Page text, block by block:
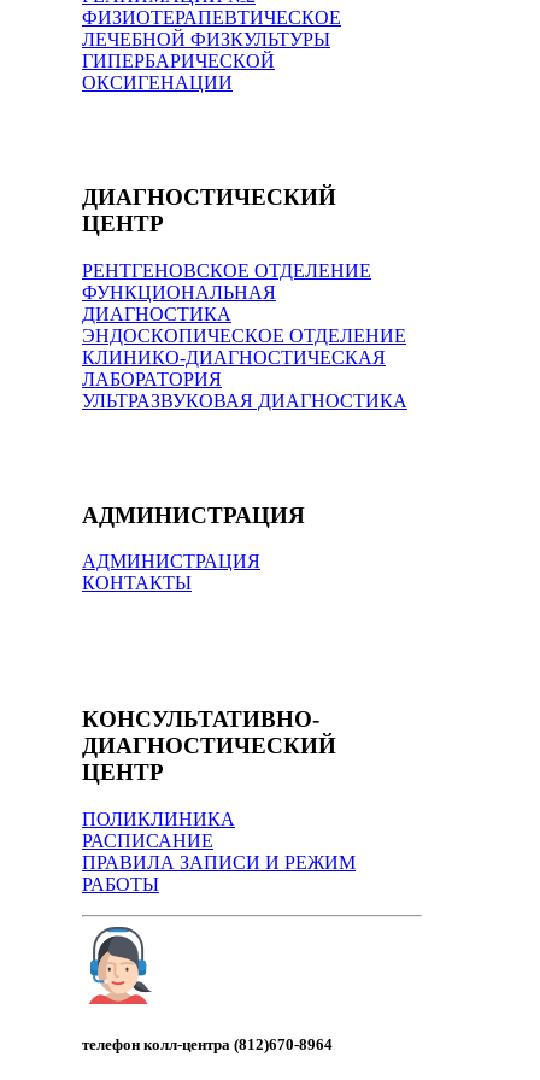
ФИЗИОТЕРАПЕВТИЧЕСКОЕ
ЛЕЧЕБНОЙ ФИЗКУЛЬТУРЫ
ГИПЕРБАРИЧЕСКОЙ
ОКСИГЕНАЦИИ
ДИАГНОСТИЧЕСКИЙ
ЦЕНТР
РЕНТГЕНОВСКОЕ ОТДЕЛЕНИЕ
ФУНКЦИОНАЛЬНАЯ
ДИАГНОСТИКА
ЭНДОСКОПИЧЕСКОЕ ОТДЕЛЕНИЕ
КЛИНИКО-ДИАГНОСТИЧЕСКАЯ
ЛАБОРАТОРИЯ
УЛЬТРАЗВУКОВАЯ ДИАГНОСТИКА
АДМИНИСТРАЦИЯ
АДМИНИСТРАЦИЯ
КОНТАКТЫ
КОНСУЛЬТАТИВНО-
ДИАГНОСТИЧЕСКИЙ
ЦЕНТР
ПОЛИКЛИНИКА
РАСПИСАНИЕ
ПРАВИЛА ЗАПИСИ И РЕЖИМ
РАБОТЫ
телефон колл-центра (812)670-8964